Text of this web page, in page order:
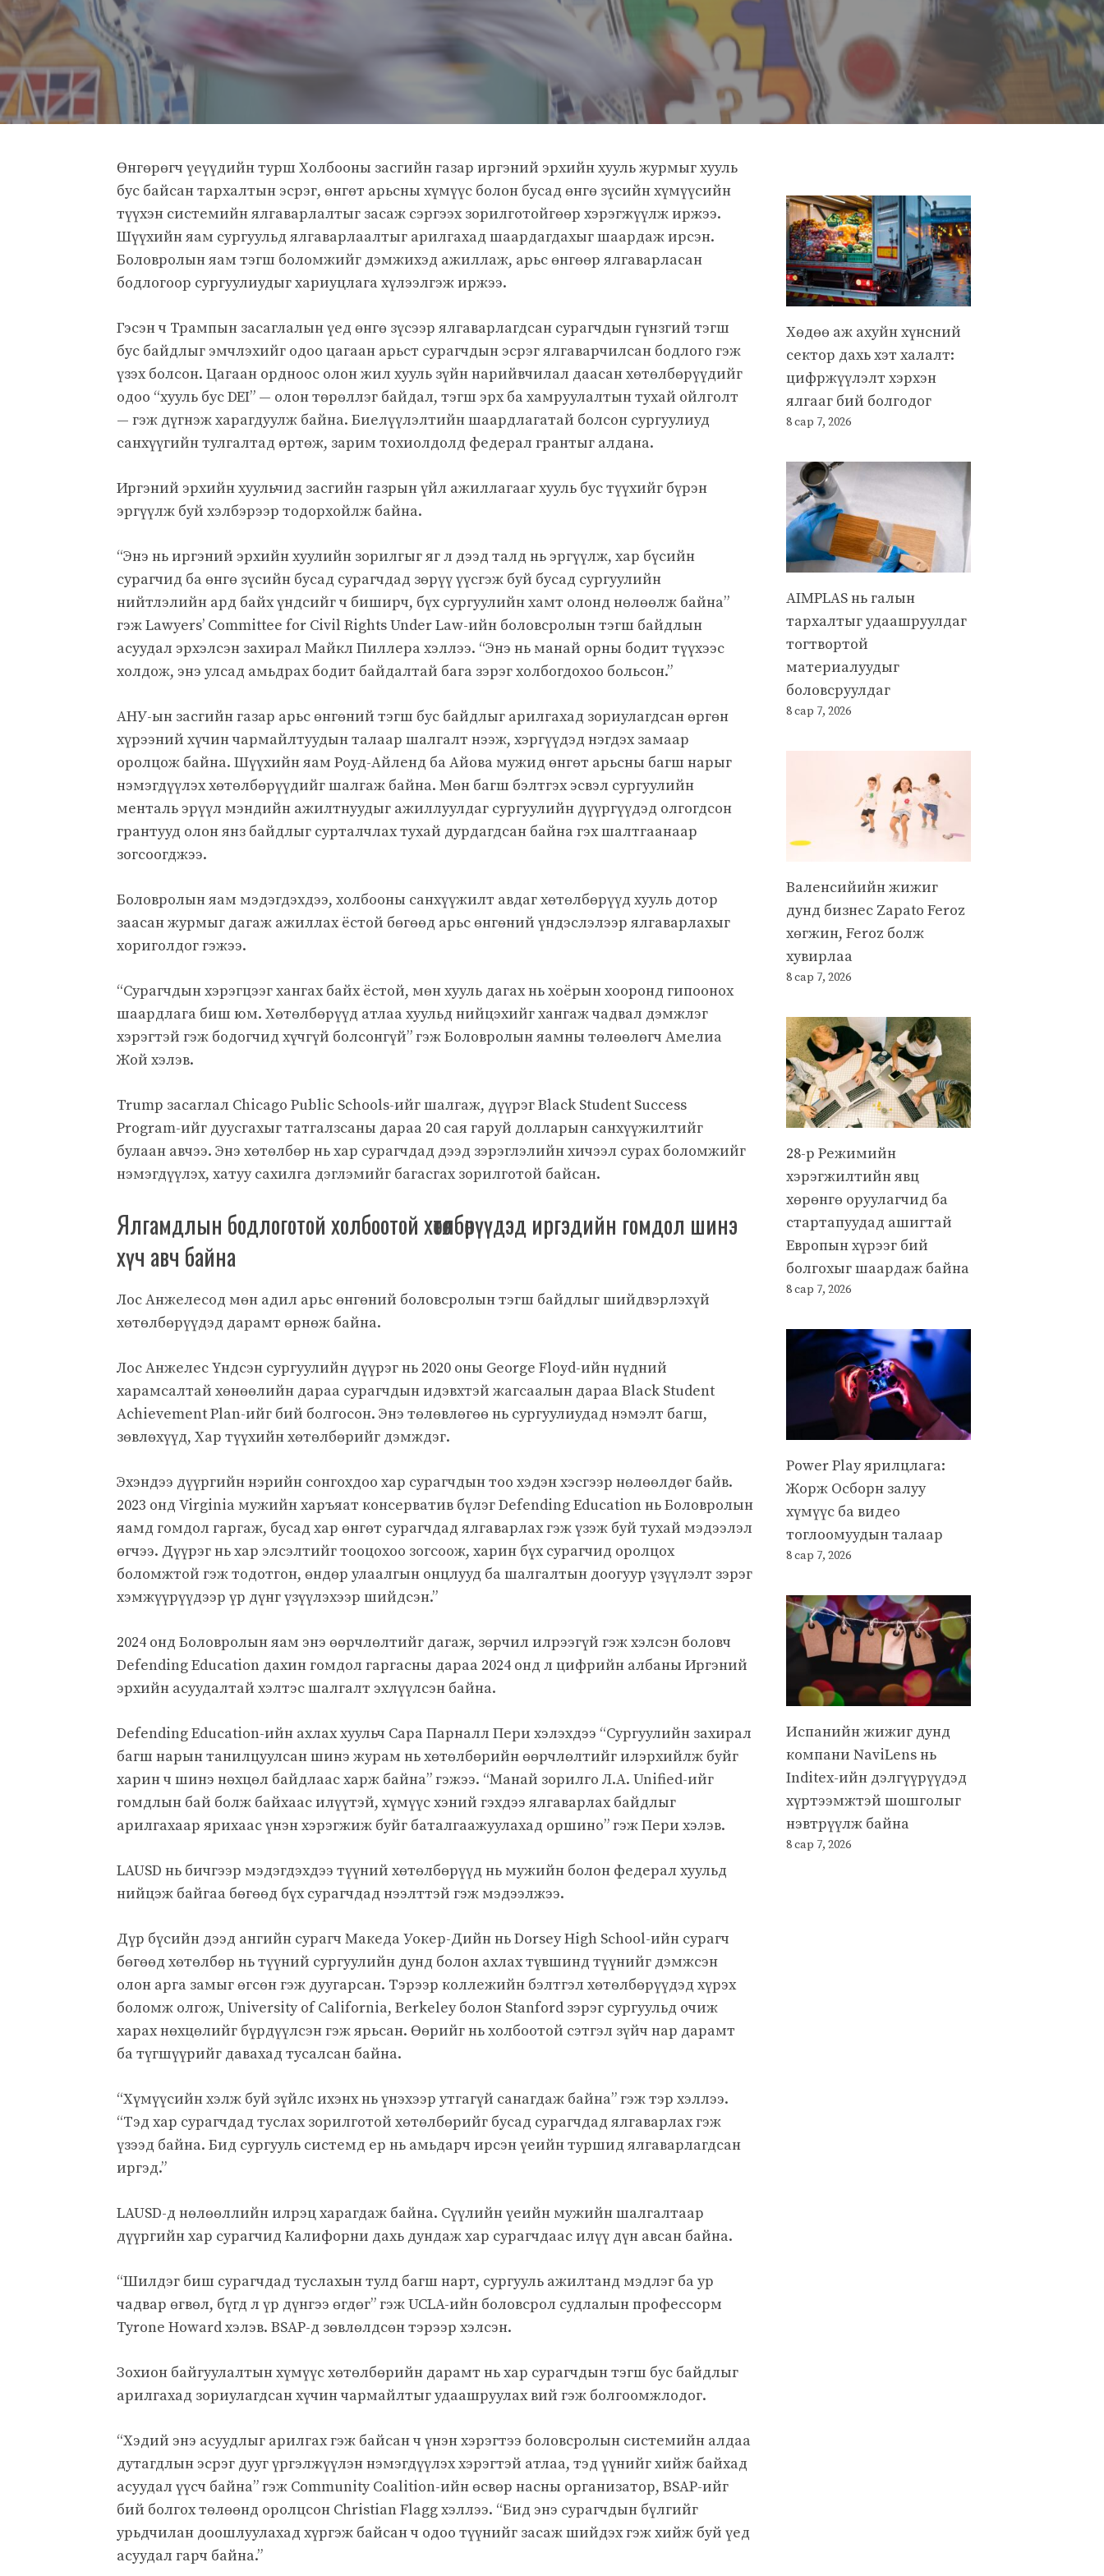
Өнгөрөгч үеүүдийн турш Холбооны засгийн газар иргэний эрхийн хууль журмыг хууль
бус байсан тархалтын эсрэг, өнгөт арьсны хүмүүс болон бусад өнгө зүсийн хүмүүсийн
түүхэн системийн ялгаварлалтыг засаж сэргээх зорилготойгөөр хэрэгжүүлж иржээ.
Шүүхийн яам сургуульд ялгаварлаалтыг арилгахад шаардагдахыг шаардаж ирсэн.
Боловролын яам тэгш боломжийг дэмжихэд ажиллаж, арьс өнгөөр ялгаварласан
бодлогоор сургуулиудыг хариуцлага хүлээлгэж иржээ.
Гэсэн ч Трампын засаглалын үед өнгө зүсээр ялгаварлагдсан сурагчдын гүнзгий тэгш
бус байдлыг эмчлэхийг одоо цагаан арьст сурагчдын эсрэг ялгаварчилсан бодлого гэж
үзэх болсон. Цагаан ордноос олон жил хууль зүйн нарийвчилал даасан хөтөлбөрүүдийг
одоо “хууль бус DEI” — олон төрөллэг байдал, тэгш эрх ба хамруулалтын тухай ойлголт
— гэж дүгнэж харагдуулж байна. Биелүүлэлтийн шаардлагатай болсон сургуулиуд
санхүүгийн тулгалтад өртөж, зарим тохиолдолд федерал грантыг алдана.
Иргэний эрхийн хуульчид засгийн газрын үйл ажиллагааг хууль бус түүхийг бүрэн
эргүүлж буй хэлбэрээр тодорхойлж байна.
“Энэ нь иргэний эрхийн хуулийн зорилгыг яг л дээд талд нь эргүүлж, хар бүсийн
сурагчид ба өнгө зүсийн бусад сурагчдад зөрүү үүсгэж буй бусад сургуулийн
нийтлэлийн ард байх үндсийг ч биширч, бүх сургуулийн хамт олонд нөлөөлж байна”
гэж Lawyers’ Committee for Civil Rights Under Law-ийн боловсролын тэгш байдлын
асуудал эрхэлсэн захирал Майкл Пиллера хэллээ. “Энэ нь манай орны бодит түүхээс
холдож, энэ улсад амьдрах бодит байдалтай бага зэрэг холбогдохоо больсон.”
АНУ-ын засгийн газар арьс өнгөний тэгш бус байдлыг арилгахад зориулагдсан өргөн
хүрээний хүчин чармайлтуудын талаар шалгалт нээж, хэргүүдэд нэгдэх замаар
оролцож байна. Шүүхийн яам Роуд-Айленд ба Айова мужид өнгөт арьсны багш нарыг
нэмэгдүүлэх хөтөлбөрүүдийг шалгаж байна. Мөн багш бэлтгэх эсвэл сургуулийн
менталь эрүүл мэндийн ажилтнуудыг ажиллуулдаг сургуулийн дүүргүүдэд олгогдсон
грантууд олон янз байдлыг сурталчлах тухай дурдагдсан байна гэх шалтгаанаар
зогсоогджээ.
Боловролын яам мэдэгдэхдээ, холбооны санхүүжилт авдаг хөтөлбөрүүд хууль дотор
заасан журмыг дагаж ажиллах ёстой бөгөөд арьс өнгөний үндэслэлээр ялгаварлахыг
хориголдог гэжээ.
“Сурагчдын хэрэгцээг хангах байх ёстой, мөн хууль дагах нь хоёрын хооронд гипоонох
шаардлага биш юм. Хөтөлбөрүүд атлаа хуульд нийцэхийг хангаж чадвал дэмжлэг
хэрэгтэй гэж бодогчид хүчгүй болсонгүй” гэж Боловролын яамны төлөөлөгч Амелиа
Жой хэлэв.
Trump засаглал Chicago Public Schools-ийг шалгаж, дүүрэг Black Student Success
Program-ийг дуусгахыг татгалзсаны дараа 20 сая гаруй долларын санхүүжилтийг
булаан авчээ. Энэ хөтөлбөр нь хар сурагчдад дээд зэрэглэлийн хичээл сурах боломжийг
нэмэгдүүлэх, хатуу сахилга дэглэмийг багасгах зорилготой байсан.
Ялгамдлын бодлоготой холбоотой хөтөлбөрүүдэд иргэдийн гомдол шинэ
хүч авч байна
Лос Анжелесод мөн адил арьс өнгөний боловсролын тэгш байдлыг шийдвэрлэхүй
хөтөлбөрүүдэд дарамт өрнөж байна.
Лос Анжелес Үндсэн сургуулийн дүүрэг нь 2020 оны George Floyd-ийн нүдний
харамсалтай хөнөөлийн дараа сурагчдын идэвхтэй жагсаалын дараа Black Student
Achievement Plan-ийг бий болгосон. Энэ төлөвлөгөө нь сургуулиудад нэмэлт багш,
зөвлөхүүд, Хар түүхийн хөтөлбөрийг дэмждэг.
Эхэндээ дүүргийн нэрийн сонгохдоо хар сурагчдын тоо хэдэн хэсгээр нөлөөлдөг байв.
2023 онд Virginia мужийн харъяат консерватив бүлэг Defending Education нь Боловролын
яамд гомдол гаргаж, бусад хар өнгөт сурагчдад ялгаварлах гэж үзэж буй тухай мэдээлэл
өгчээ. Дүүрэг нь хар элсэлтийг тооцохоо зогсоож, харин бүх сурагчид оролцох
боломжтой гэж тодотгон, өндөр улаалгын онцлууд ба шалгалтын доогуур үзүүлэлт зэрэг
хэмжүүрүүдээр үр дүнг үзүүлэхээр шийдсэн.”
2024 онд Боловролын яам энэ өөрчлөлтийг дагаж, зөрчил илрээгүй гэж хэлсэн боловч
Defending Education дахин гомдол гаргасны дараа 2024 онд л цифрийн албаны Иргэний
эрхийн асуудалтай хэлтэс шалгалт эхлүүлсэн байна.
Defending Education-ийн ахлах хуульч Сара Парналл Пери хэлэхдээ “Сургуулийн захирал
багш нарын танилцуулсан шинэ журам нь хөтөлбөрийн өөрчлөлтийг илэрхийлж буйг
харин ч шинэ нөхцөл байдлаас харж байна” гэжээ. “Манай зорилго Л.А. Unified-ийг
гомдлын бай болж байхаас илүүтэй, хүмүүс хэний гэхдээ ялгаварлах байдлыг
арилгахаар ярихаас үнэн хэрэгжиж буйг баталгаажуулахад оршино” гэж Пери хэлэв.
LAUSD нь бичгээр мэдэгдэхдээ түүний хөтөлбөрүүд нь мужийн болон федерал хуульд
нийцэж байгаа бөгөөд бүх сурагчдад нээлттэй гэж мэдээлжээ.
Дүр бүсийн дээд ангийн сурагч Македа Уокер-Дийн нь Dorsey High School-ийн сурагч
бөгөөд хөтөлбөр нь түүний сургуулийн дунд болон ахлах түвшинд түүнийг дэмжсэн
олон арга замыг өгсөн гэж дуугарсан. Тэрээр коллежийн бэлтгэл хөтөлбөрүүдэд хүрэх
боломж олгож, University of California, Berkeley болон Stanford зэрэг сургуульд очиж
харах нөхцөлийг бүрдүүлсэн гэж ярьсан. Өөрийг нь холбоотой сэтгэл зүйч нар дарамт
ба түгшүүрийг давахад тусалсан байна.
“Хүмүүсийн хэлж буй зүйлс ихэнх нь үнэхээр утгагүй санагдаж байна” гэж тэр хэллээ.
“Тэд хар сурагчдад туслах зорилготой хөтөлбөрийг бусад сурагчдад ялгаварлах гэж
үзээд байна. Бид сургууль системд ер нь амьдарч ирсэн үеийн туршид ялгаварлагдсан
иргэд.”
LAUSD-д нөлөөллийн илрэц харагдаж байна. Сүүлийн үеийн мужийн шалгалтаар
дүүргийн хар сурагчид Калифорни дахь дундаж хар сурагчдаас илүү дүн авсан байна.
“Шилдэг биш сурагчдад туслахын тулд багш нарт, сургууль ажилтанд мэдлэг ба ур
чадвар өгвөл, бүгд л үр дүнгээ өгдөг” гэж UCLA-ийн боловсрол судлалын профессорм
Tyrone Howard хэлэв. BSAP-д зөвлөлдсөн тэрээр хэлсэн.
Зохион байгуулалтын хүмүүс хөтөлбөрийн дарамт нь хар сурагчдын тэгш бус байдлыг
арилгахад зориулагдсан хүчин чармайлтыг удаашруулах вий гэж болгоомжлодог.
“Хэдий энэ асуудлыг арилгах гэж байсан ч үнэн хэрэгтээ боловсролын системийн алдаа
дутагдлын эсрэг дууг үргэлжүүлэн нэмэгдүүлэх хэрэгтэй атлаа, тэд үүнийг хийж байхад
асуудал үүсч байна” гэж Community Coalition-ийн өсвөр насны организатор, BSAP-ийг
бий болгох төлөөнд оролцсон Christian Flagg хэллээ. “Бид энэ сурагчдын бүлгийг
урьдчилан доошлуулахад хүргэж байсан ч одоо түүнийг засаж шийдэх гэж хийж буй үед
асуудал гарч байна.”
Хөдөө аж ахуйн хүнсний
сектор дахь хэт халалт:
цифржүүлэлт хэрхэн
ялгааг бий болгодог
8 сар 7, 2026
AIMPLAS нь галын
тархалтыг удаашруулдаг
тогтвортой
материалуудыг
боловсруулдаг
8 сар 7, 2026
Валенсийийн жижиг
дунд бизнес Zapato Feroz
хөгжин, Feroz болж
хувирлаа
8 сар 7, 2026
28-р Режимийн
хэрэгжилтийн явц
хөрөнгө оруулагчид ба
стартапуудад ашигтай
Европын хүрээг бий
болгохыг шаардаж байна
8 сар 7, 2026
Power Play ярилцлага:
Жорж Осборн залуу
хүмүүс ба видео
тоглоомуудын талаар
8 сар 7, 2026
Испанийн жижиг дунд
компани NaviLens нь
Inditex-ийн дэлгүүрүүдэд
хүртээмжтэй шошголыг
нэвтрүүлж байна
8 сар 7, 2026